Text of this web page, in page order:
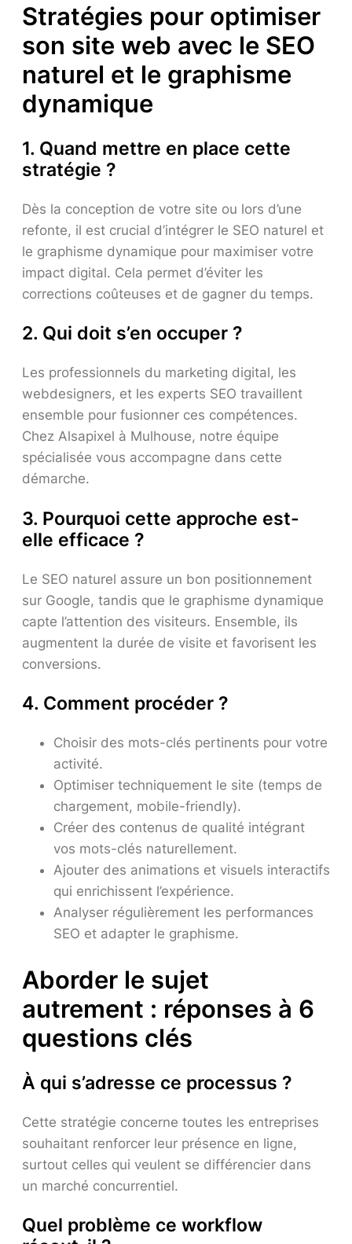
Stratégies pour optimiser
son site web avec le SEO
naturel et le graphisme
dynamique
1. Quand mettre en place cette
stratégie ?
Dès la conception de votre site ou lors d’une
refonte, il est crucial d’intégrer le SEO naturel et
le graphisme dynamique pour maximiser votre
impact digital. Cela permet d’éviter les
corrections coûteuses et de gagner du temps.
2. Qui doit s’en occuper ?
Les professionnels du marketing digital, les
webdesigners, et les experts SEO travaillent
ensemble pour fusionner ces compétences.
Chez Alsapixel à Mulhouse, notre équipe
spécialisée vous accompagne dans cette
démarche.
3. Pourquoi cette approche est-
elle efficace ?
Le SEO naturel assure un bon positionnement
sur Google, tandis que le graphisme dynamique
capte l’attention des visiteurs. Ensemble, ils
augmentent la durée de visite et favorisent les
conversions.
4. Comment procéder ?
Choisir des mots-clés pertinents pour votre
activité.
Optimiser techniquement le site (temps de
chargement, mobile-friendly).
Créer des contenus de qualité intégrant
vos mots-clés naturellement.
Ajouter des animations et visuels interactifs
qui enrichissent l’expérience.
Analyser régulièrement les performances
SEO et adapter le graphisme.
Aborder le sujet
autrement : réponses à 6
questions clés
À qui s’adresse ce processus ?
Cette stratégie concerne toutes les entreprises
souhaitant renforcer leur présence en ligne,
surtout celles qui veulent se différencier dans
un marché concurrentiel.
Quel problème ce workflow